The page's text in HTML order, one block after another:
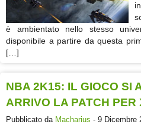
è ambientato nello stesso
disponibile a partire da questa
[…]
NBA 2K15: IL GIOCO SI
ARRIVO LA PATCH PER
Pubblicato da Macharius - 9 Dicembre